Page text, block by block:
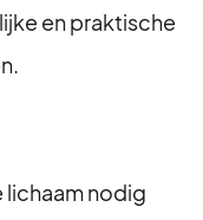
en praktische
lichaam nodig